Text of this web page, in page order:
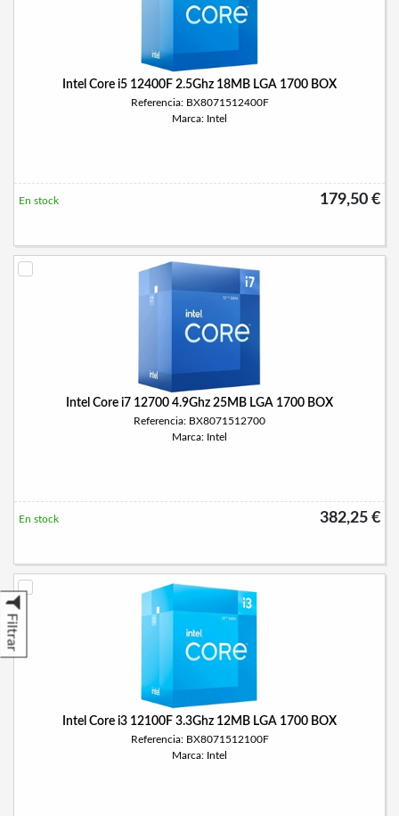
Filtrar
Intel Core i5 12400F 2.5Ghz 18MB LGA 1700 BOX
Referencia: BX8071512400F
Marca: Intel
179,50 €
En stock
Intel Core i7 12700 4.9Ghz 25MB LGA 1700 BOX
Referencia: BX8071512700
Marca: Intel
382,25 €
En stock
Intel Core i3 12100F 3.3Ghz 12MB LGA 1700 BOX
Referencia: BX8071512100F
Marca: Intel